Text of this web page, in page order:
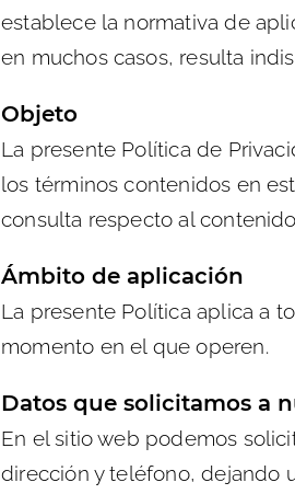
establece la normativa de
en muchos casos, resulta
Objeto
La presente Política de
los términos contenidos en
consulta respecto al
Ámbito de aplicación
La presente Política aplica a
momento en el que operen.
Datos que solicitamos a
En el sitio web podemos
dirección y teléfono, dejando